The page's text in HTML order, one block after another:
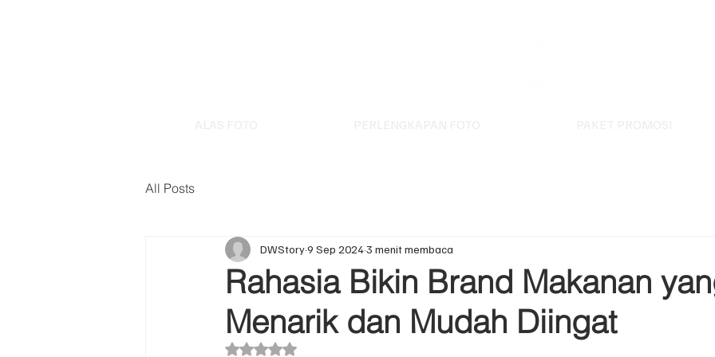
ALAS FOTO PERLENGKAPAN FOTO PAKET PROMOSI
All Posts
Rahasia Bikin Brand Makanan
Menarik dan Mudah Diingat
DWStory9 Sep 20243 menit membaca
Dinilai NaN dari 5 bintang.